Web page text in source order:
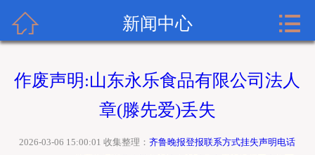
齐鲁晚报广告网首页
齐鲁晚报登报内容
 新闻中心 
作废声明:山东永乐食品有限公司法人
章(滕先爱)丢失
2026-03-06 15:00:01 收集整理：齐鲁晚报登报联系方式挂失声明电话